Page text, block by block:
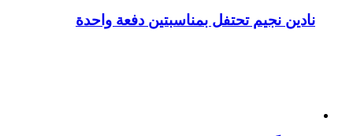
نادين نجيم تحتفل بمناسبتين دفعة واحدة